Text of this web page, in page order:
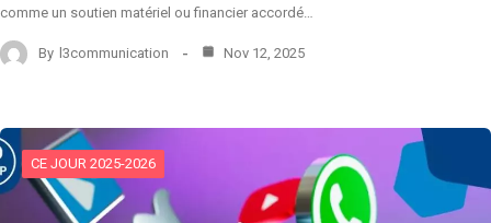
comme un soutien matériel ou financier accordé…
By l3communication Nov 12, 2025
CE JOUR 2025-2026